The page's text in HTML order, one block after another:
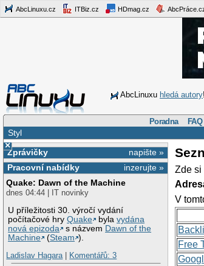
AbcLinuxu.cz ITBiz.cz HDmag.cz
AbcLinuxu hledá autory!
Poradna FAQ
Styl
×
napište »
Zprávičky
inzerujte »
Pracovní nabídky
Quake: Dawn of the Machine
dnes 04:44 | IT novinky
U příležitosti 30. výročí vydání
počítačové hryQuake bylavydána
nová epizoda
s názvem Dawn of the
Machine
(Steam ).
Ladislav Hagara| Komentářů: 3
Zde si
V
Free